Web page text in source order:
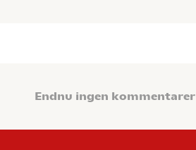
Endnu ingen kommentarer